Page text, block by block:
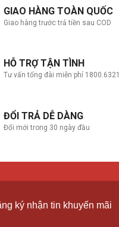
GIAO HÀNG TOÀN QUỐC
Giao hàng trước trả tiền sau COD
HỖ TRỢ TẬN TÌNH
Tư vấn tổng đài miễn phí 1800.6321
ĐỔI TRẢ DỄ DÀNG
Đổi mới trong 30 ngày đầu